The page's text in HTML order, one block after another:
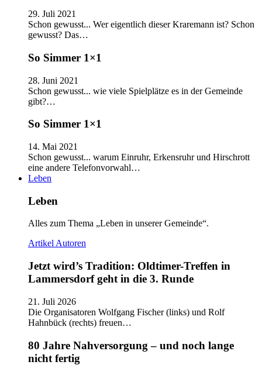
29. Juli 2021
Schon gewusst... Wer eigentlich dieser Kraremann ist? Schon
gewusst? Das…
So Simmer 1×1
28. Juni 2021
Schon gewusst... wie viele Spielplätze es in der Gemeinde
gibt?…
So Simmer 1×1
14. Mai 2021
Schon gewusst... warum Einruhr, Erkensruhr und Hirschrott
eine andere Telefonvorwahl…
Leben
Leben
Alles zum Thema „Leben in unserer Gemeinde“.
ArtikelAutoren
Jetzt wird’s Tradition: Oldtimer-Treffen in
Lammersdorf geht in die 3. Runde
21. Juli 2026
Die Organisatoren Wolfgang Fischer (links) und Rolf
Hahnbück (rechts) freuen…
80 Jahre Nahversorgung – und noch lange
nicht fertig